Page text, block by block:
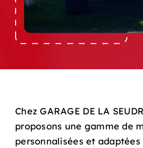
Chez GARAGE DE LA
proposons une gamme de
personnalisées et